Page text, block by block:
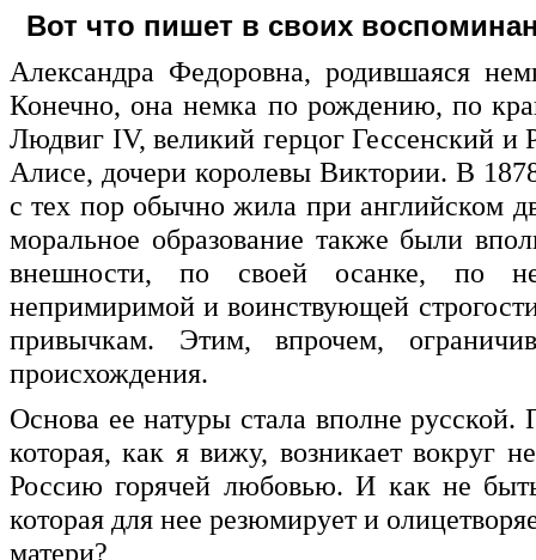
Вот что пишет в своих
Александра Федоровна, родившаяся
Конечно, она немка по рождению, по
Людвиг IV, великий герцог Гессенский и
Алисе, дочери королевы Виктории. В
с тех пор обычно жила при английском
моральное образование также были
внешности, по своей осанке, по
непримиримой и воинствующей
привычкам. Этим, впрочем,
происхождения.
Основа ее натуры стала вполне
которая, как я вижу, возникает вокруг
Россию горячей любовью. И как не
которая для нее резюмирует и
матери?